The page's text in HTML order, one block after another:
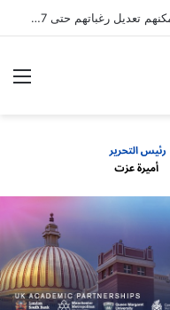
التعليم العالي: طلاب المرحلة الأولى يمكنهم تعديل رغباتهم حتى 7 مساء الأحد 9 أغسطس